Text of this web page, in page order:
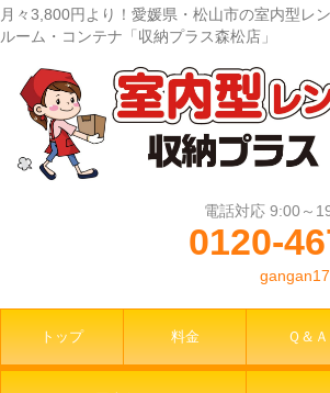
月々3,800円より！愛媛県・松山市の室内型レ
ルーム・コンテナ「収納プラス森松店」
0120-
トップ 料金 Ｑ＆Ａ